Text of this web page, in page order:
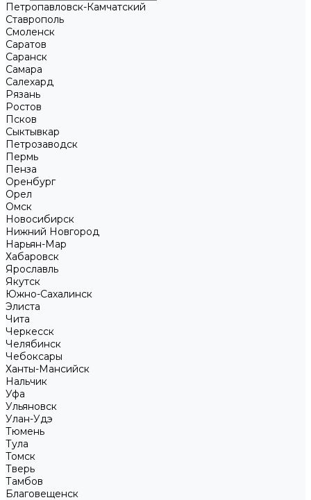
Петропавловск-Камчатский
Ставрополь
Смоленск
Саратов
Саранск
Самара
Салехард
Рязань
Ростов
Псков
Сыктывкар
Петрозаводск
Пермь
Пенза
Оренбург
Орел
Омск
Новосибирск
Нижний Новгород
Нарьян-Мар
Хабаровск
Ярославль
Якутск
Южно-Сахалинск
Элиста
Чита
Черкесск
Челябинск
Чебоксары
Ханты-Мансийск
Нальчик
Уфа
Ульяновск
Улан-Удэ
Тюмень
Тула
Томск
Тверь
Тамбов
Благовещенск